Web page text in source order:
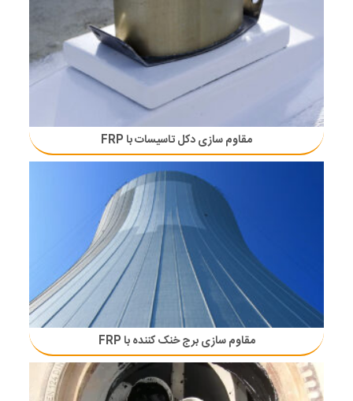
مقاوم سازی دکل تاسیسات با FRP
مقاوم سازی برج خنک کننده با FRP